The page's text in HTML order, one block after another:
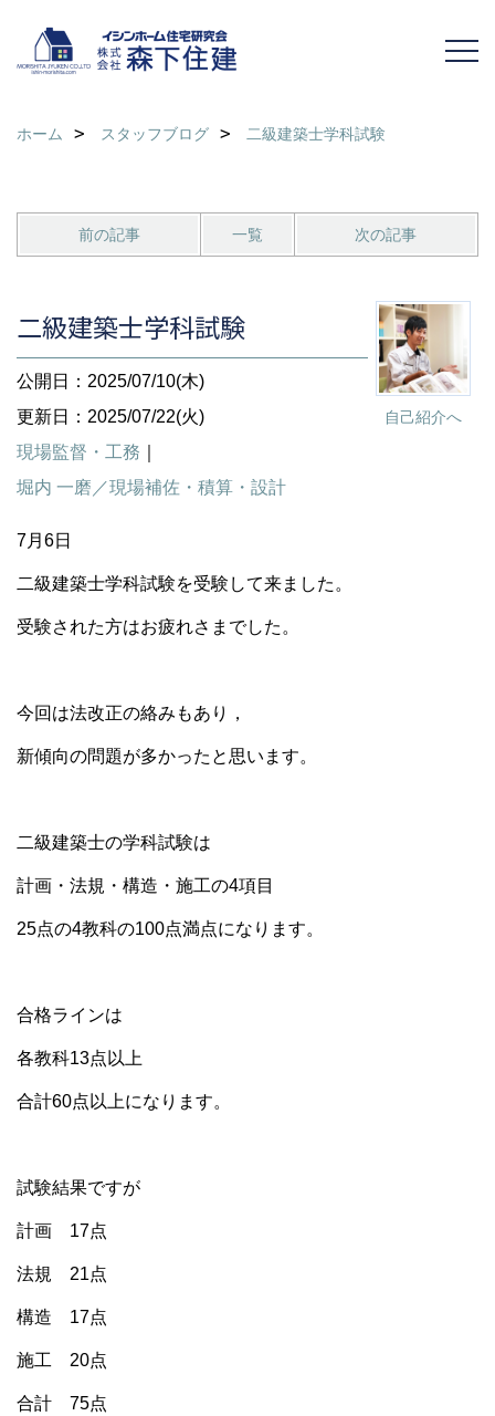
ホーム スタッフブログ 二級建築士学科試験
前の記事 一覧 次の記事
自己紹介へ
二級建築士学科試験
公開日：2025/07/10(木)
更新日：2025/07/22(火)
現場監督・工務
堀内 一磨／現場補佐・積算・設計
7月6日
二級建築士学科試験を受験して来ました。
受験された方はお疲れさまでした。
今回は法改正の絡みもあり，
新傾向の問題が多かったと思います。
二級建築士の学科試験は
計画・法規・構造・施工の4項目
25点の4教科の100点満点になります。
合格ラインは
各教科13点以上
合計60点以上になります。
試験結果ですが
計画 17点
法規 21点
構造 17点
施工 20点
合計 75点